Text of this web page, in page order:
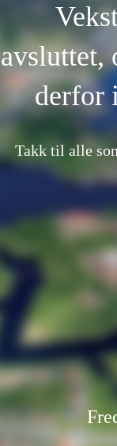
avsluttet,
derfor
Takk til alle